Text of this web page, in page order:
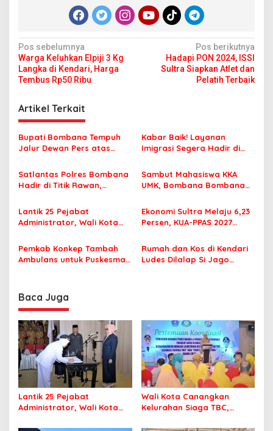
N
a
v
i
g
a
s
i
p
s
Pos sebelumnya
Warga Keluhkan Elpiji 3 Kg
Langka di Kendari, Harga
Tembus Rp50 Ribu
Pos berikutnya
Hadapi PON 2024, ISSI
Sultra Siapkan Atlet dan
Pelatih Terbaik
Artikel Terkait
Bupati Bombana Tempuh
Jalur Dewan Pers atas
Korupsi Jembatan Cirauci II
Kabar Baik! Layanan
Imigrasi Segera Hadir di
Perlu Lagi ke Kendari
Satlantas Polres Bombana
Hadir di Titik Rawan,
Sekolah dengan Aman
Sambut Mahasiswa KKA
UMK, Bombana Bombana
Sasaran
Lantik 25 Pejabat
Administrator, Wali Kota
Berintegritas dan
Profesional Layani
Ekonomi Sultra Melaju 6,23
Persen, KUA-PPAS 2027
Pemkab Konkep Tambah
Ambulans untuk Puskesmas
Rumah dan Kos di Kendari
Ludes Dilalap Si Jago
Baca Juga
Lantik 25 Pejabat
Administrator, Wali Kota
Berintegritas dan
Wali Kota Canangkan
Kelurahan Siaga TBC,
Bebas Tuberkulosis